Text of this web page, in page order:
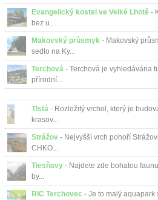
Evangelický kostel ve Velké Lhotě -
bez u...
Makovský průsmyk - Makovský
sedlo na Ky...
Terchová - Terchová je vyhledávána
přírodní...
Tlstá - Rozložitý vrchol, který je
krasov...
Strážov - Nejvyšší vrch pohoří
CHKO...
Tiesňavy - Najdete zde bohatou
by...
RIC Terchovec - Je to malý aquapark